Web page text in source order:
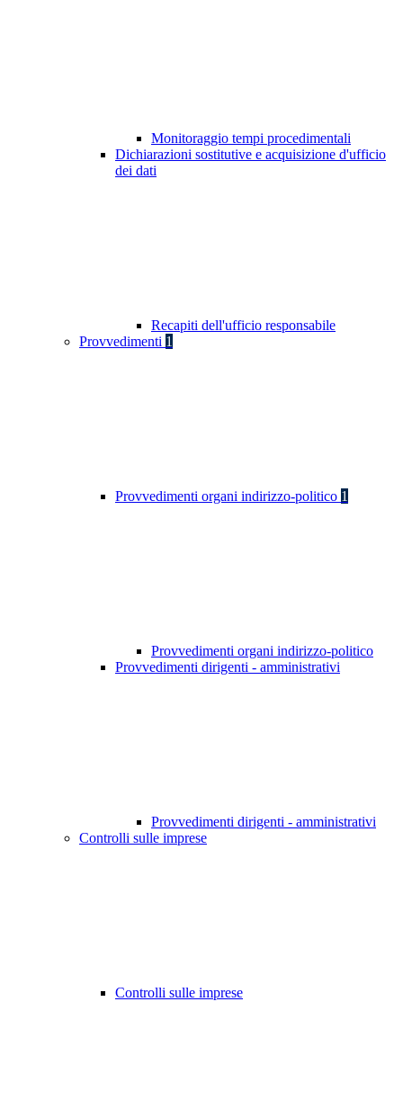
Monitoraggio tempi procedimentali
Dichiarazioni sostitutive e acquisizione d'ufficio
dei dati
Recapiti dell'ufficio responsabile
Provvedimenti 1
Provvedimenti organi indirizzo-politico 1
Provvedimenti organi indirizzo-politico
Provvedimenti dirigenti - amministrativi
Provvedimenti dirigenti - amministrativi
Controlli sulle imprese
Controlli sulle imprese